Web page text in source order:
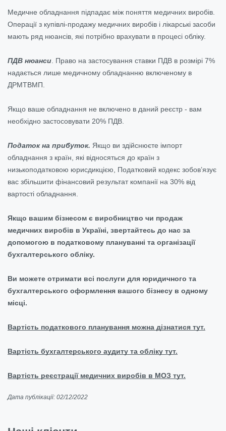
Медичне обладнання підпадає між поняття медичних виробів.
Операції з купівлі-продажу медичних виробів і лікарські засоби
мають ряд нюансів, які потрібно врахувати в процесі обліку.
ПДВ нюанси . Право на застосування ставки ПДВ в розмірі 7%
надається лише медичному обладнанню включеному в
ДРМТВМП.
Якщо ваше обладнання не включено в даний реєстр - вам
необхідно застосовувати 20% ПДВ.
Податок на прибуток. Якщо ви здійснюєте імпорт
обладнання з країн, які відносяться до країн з
низькоподатковою юрисдикцією, Податковий кодекс зобов’язує
вас збільшити фінансовий результат компанії на 30% від
вартості обладнання.
Якщо вашим бізнесом є виробництво чи продаж
медичних виробів в Україні, звертайтесь до нас за
допомогою в податковому плануванні та організації
бухгалтерського обліку.
Ви можете отримати всі послуги для юридичного та
бухгалтерського оформлення вашого бізнесу в одному
місці.
Вартість податкового планування можна дізнатися тут.
Вартість бухгалтерського аудиту та обліку тут.
Вартість реєстрації медичних виробів в МОЗ тут.
Дата публікації: 02/12/2022